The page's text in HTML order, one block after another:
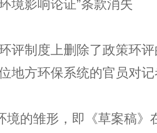
境影响论证”条款消失
评制度上删除了政策环
地方环保系统的官员对
境的雏形，即《草案稿》